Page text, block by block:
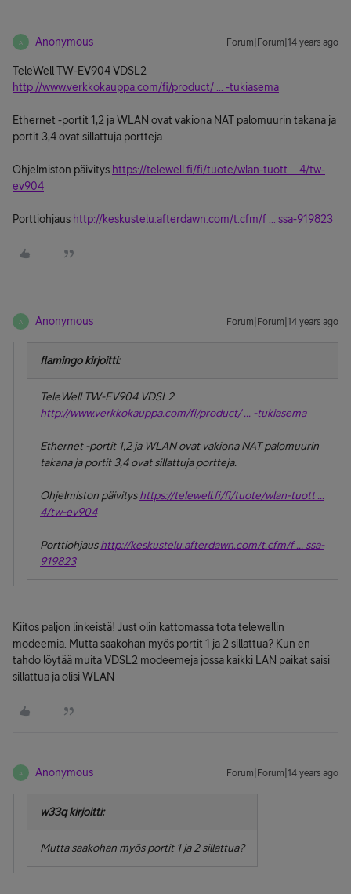
A Anonymous Forum|Forum|14 years ago
TeleWell TW-EV904 VDSL2
http://www.verkkokauppa.com/fi/product/ ... -tukiasema
Ethernet -portit 1,2 ja WLAN ovat vakiona NAT palomuurin takana ja
portit 3,4 ovat sillattuja portteja.
Ohjelmiston päivitys https://telewell.fi/fi/tuote/wlan-tuott ... 4/tw-
ev904
Porttiohjaus http://keskustelu.afterdawn.com/t.cfm/f ... ssa-919823
A Anonymous Forum|Forum|14 years ago
flamingo kirjoitti:
TeleWell TW-EV904 VDSL2
http://www.verkkokauppa.com/fi/product/ ... -tukiasema
Ethernet -portit 1,2 ja WLAN ovat vakiona NAT palomuurin
takana ja portit 3,4 ovat sillattuja portteja.
Ohjelmiston päivityshttps://telewell.fi/fi/tuote/wlan-tuott ...
4/tw-ev904
Porttiohjaushttp://keskustelu.afterdawn.com/t.cfm/f ... ssa-
919823
Kiitos paljon linkeistä! Just olin kattomassa tota telewellin
modeemia. Mutta saakohan myös portit 1 ja 2 sillattua? Kun en
tahdo löytää muita VDSL2 modeemeja jossa kaikki LAN paikat saisi
sillattua ja olisi WLAN
A Anonymous Forum|Forum|14 years ago
w33q kirjoitti:
Mutta saakohan myös portit 1 ja 2 sillattua?